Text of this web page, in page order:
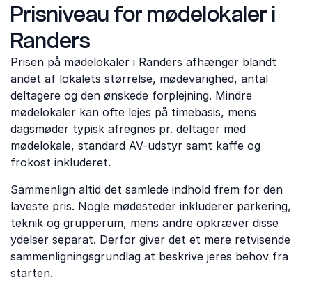
Prisniveau for mødelokaler i
Randers
Prisen på mødelokaler i Randers afhænger blandt
andet af lokalets størrelse, mødevarighed, antal
deltagere og den ønskede forplejning. Mindre
mødelokaler kan ofte lejes på timebasis, mens
dagsmøder typisk afregnes pr. deltager med
mødelokale, standard AV-udstyr samt kaffe og
frokost inkluderet.
Sammenlign altid det samlede indhold frem for den
laveste pris. Nogle mødesteder inkluderer parkering,
teknik og grupperum, mens andre opkræver disse
ydelser separat. Derfor giver det et mere retvisende
sammenligningsgrundlag at beskrive jeres behov fra
starten.